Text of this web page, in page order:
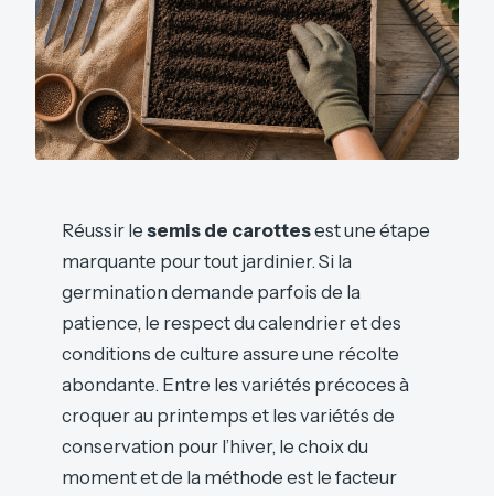
Réussir le semis de carottesest une étape
marquante pour tout jardinier. Si la
germination demande parfois de la
patience, le respect du calendrier et des
conditions de culture assure une récolte
abondante. Entre les variétés précoces à
croquer au printemps et les variétés de
conservation pour l’hiver, le choix du
moment et de la méthode est le facteur